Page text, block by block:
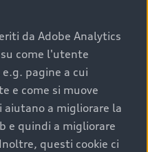
corrisponde a
e a una maggiore
documentazione
una manutenzione
da Adobe Analytics
come l'utente
pagine a cui
e come si muove
a migliorare la
e quindi a migliorare
questi cookie ci